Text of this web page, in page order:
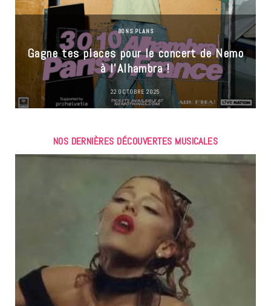
BONS PLANS
Gagne tes places pour le concert de Nemo
à l’Alhambra !
22 OCTOBRE 2025
NOS DERNIÈRES DÉCOUVERTES MUSICALES